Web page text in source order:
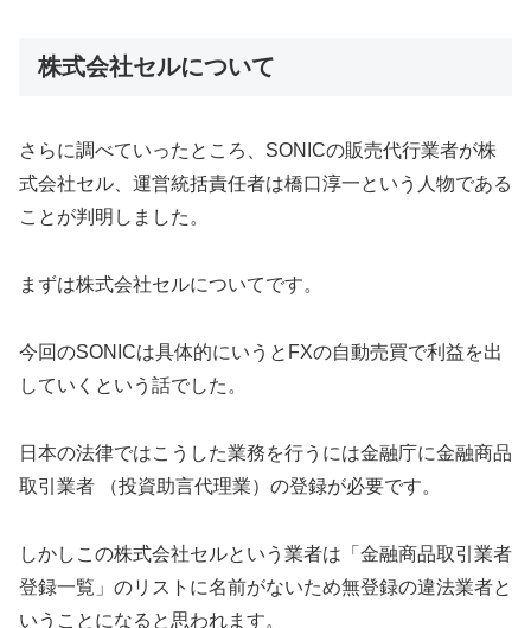
株式会社セルについて
さらに調べていったところ、SONICの販売代行業者が株
式会社セル、運営統括責任者は橋口淳一という人物である
ことが判明しました。
まずは株式会社セルについてです。
今回のSONICは具体的にいうとFXの自動売買で利益を出
していくという話でした。
日本の法律ではこうした業務を行うには金融庁に金融商品
取引業者 （投資助言代理業）の登録が必要です。
しかしこの株式会社セルという業者は「金融商品取引業者
登録一覧」のリストに名前がないため無登録の違法業者と
いうことになると思われます。